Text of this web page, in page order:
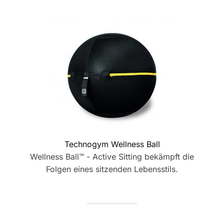
Technogym Wellness Ball
Wellness Ball™ - Active Sitting bekämpft die
Folgen eines sitzenden Lebensstils.